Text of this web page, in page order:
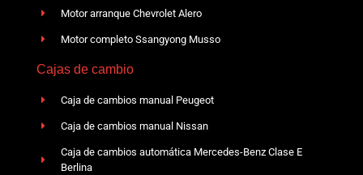
Motor arranque Chevrolet Alero
Motor completo Ssangyong Musso
Cajas de cambio
Caja de cambios manual Peugeot
Caja de cambios manual Nissan
Caja de cambios automática Mercedes-Benz Clase E
Berlina